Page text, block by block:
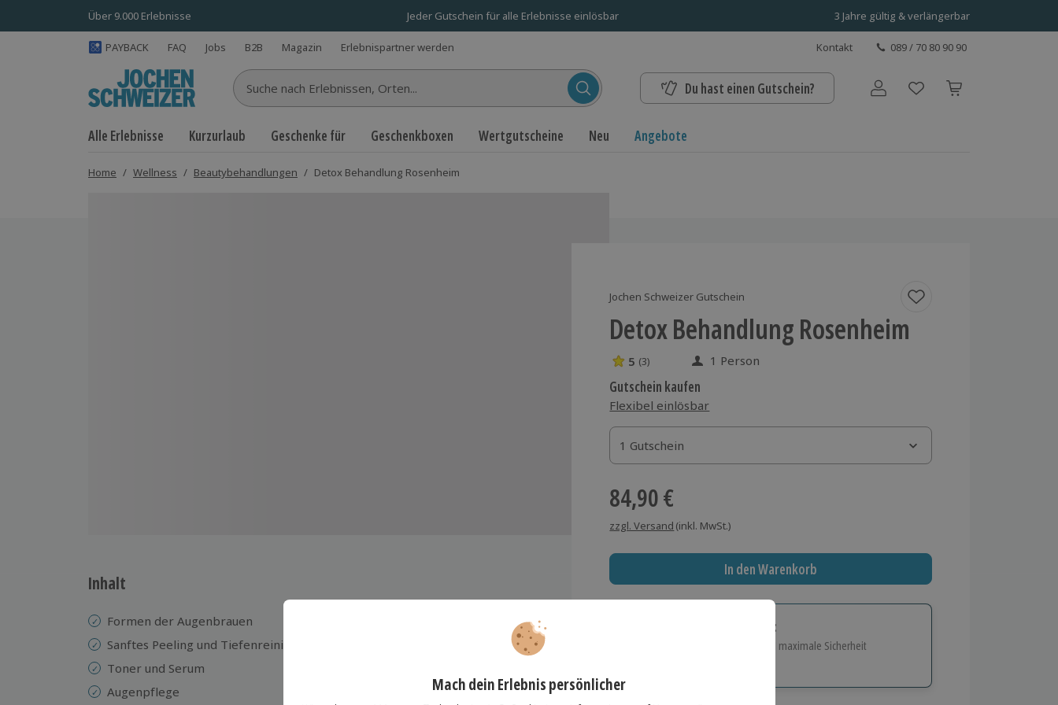
Über 9.000 Erlebnisse Jeder Gutschein für alle Erlebnisse einlösbar 3 Jahre gültig & verlängerbar
PAYBACK FAQ Jobs B2B Magazin Erlebnispartner werden Kontakt 089 / 70 80 90 90
Suche nach Erlebnissen... Du hast einen Gutschein? Benutzerkonto
Alle Erlebnisse Kurzurlaub Geschenke für Geschenkboxen Wertgutscheine Neu Angebote
Home / Wellness / Beautybehandlungen / Detox Behandlung Rosenheim
Jochen Schweizer Gutschein
Detox Behandlung Rosenheim
5 Sterne von 5 aus 3 Bewertungen
5 (3) 1 Person
Gutschein kaufen
Flexibel einlösbar
1 Gutschein
1 Gutschein
1 Gutschein
84,90 €
zzgl. Versand (inkl. MwSt.)
In den Warenkorb
Immer das richtige Geschenk:
Große Auswahl, volle Flexibilität und maximale Sicherheit
Über 9.000 Erlebnisse.
Inhalt
Formen der Augenbrauen
Sanftes Peeling und Tiefenreinigung
Toner und Serum
Augenpflege